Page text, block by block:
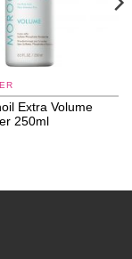
Extra Volume
250ml